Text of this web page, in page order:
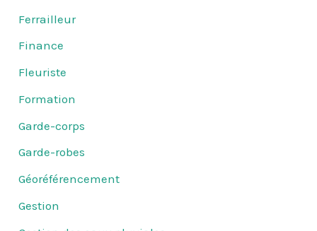
Ferrailleur
Finance
Fleuriste
Formation
Garde-corps
Garde-robes
Géoréférencement
Gestion